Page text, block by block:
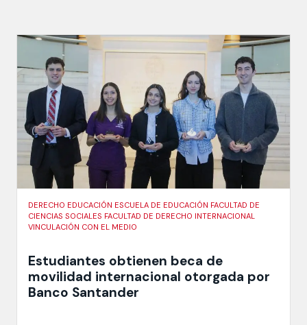
DERECHO EDUCACIÓN ESCUELA DE EDUCACIÓN FACULTAD DE
CIENCIAS SOCIALES FACULTAD DE DERECHO INTERNACIONAL
VINCULACIÓN CON EL MEDIO
Estudiantes obtienen beca de
movilidad internacional otorgada por
Banco Santander